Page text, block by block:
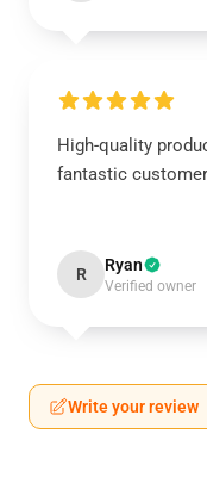
High-quality
fantastic
R Ryan
Verified owner
Write your review